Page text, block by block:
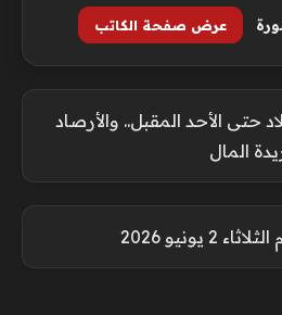
عرض صفحة الكاتب
حتى الأحد المقبل.. والأرصاد
المال
يونيو 2026